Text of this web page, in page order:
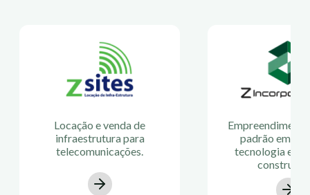
Locação e venda de
infraestrutura para
telecomunicações.
padrão
tecnologia e